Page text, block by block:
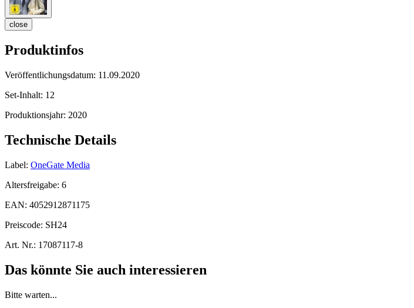
close
Produktinfos
Veröffentlichungsdatum: 11.09.2020
Set-Inhalt: 12
Produktionsjahr: 2020
Technische Details
Label: OneGate Media
Altersfreigabe: 6
EAN: 4052912871175
Preiscode: SH24
Art. Nr.: 17087117-8
Das könnte Sie auch interessieren
Bitte warten...